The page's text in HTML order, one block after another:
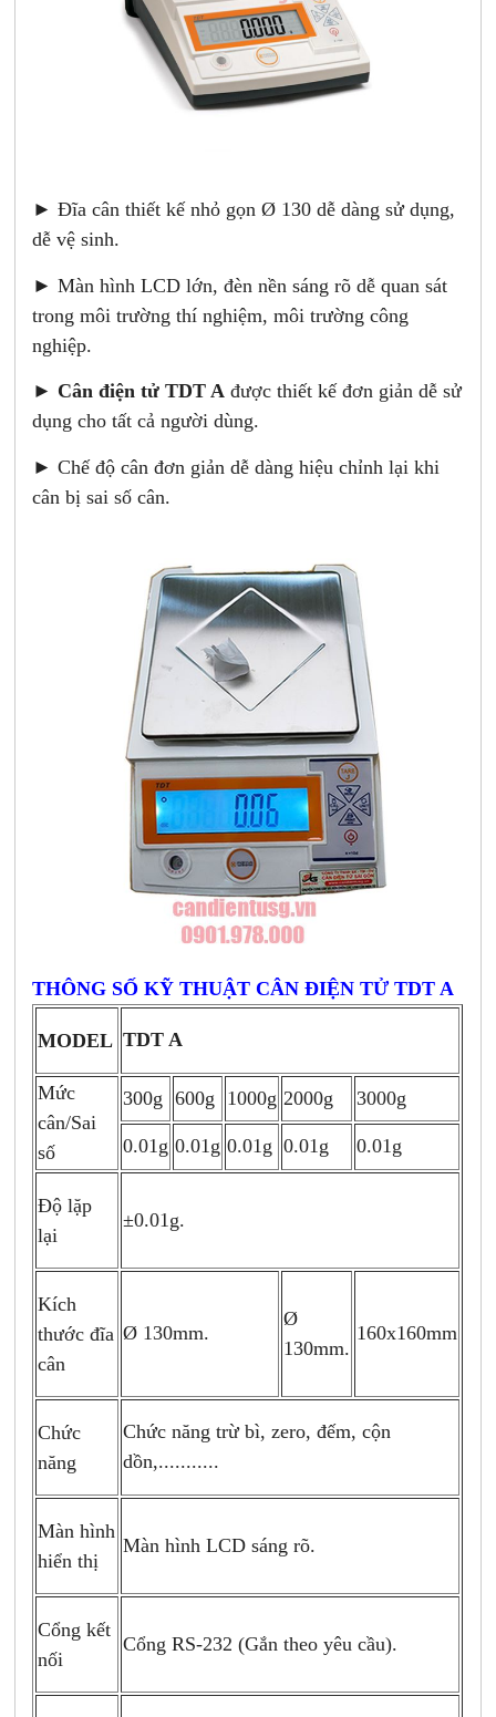
► Đĩa cân thiết kế nhỏ gọn Ø 130 dễ dàng sử dụng,
dễ vệ sinh.
► Màn hình LCD lớn, đèn nền sáng rõ dễ quan sát
trong môi trường thí nghiệm, môi trường công
nghiệp.
► Cân điện tử TDT A được thiết kế đơn giản dễ sử
dụng cho tất cả người dùng.
► Chế độ cân đơn giản dễ dàng hiệu chỉnh lại khi
cân bị sai số cân.
THÔNG SỐ KỸ THUẬT CÂN ĐIỆN TỬ TDT A
MODEL TDT A
Mức
cân/Sai
số
300g 600g 1000g 2000g 3000g
0.01g 0.01g 0.01g 0.01g 0.01g
Độ lặp
lại
±0.01g.
Kích
thước đĩa
cân
Ø 130mm.
Ø
130mm.
160x160mm
Chức
năng
Chức năng trừ bì, zero, đếm, cộn
dồn,...........
Màn hình
hiển thị
Màn hình LCD sáng rõ.
Cổng kết
nối
Cổng RS-232 (Gắn theo yêu cầu).